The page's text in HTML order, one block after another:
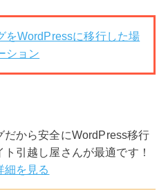
をWordPressに移行した場
ション
だから安全にWordPress移行
引越し屋さんが最適です！
細を見る